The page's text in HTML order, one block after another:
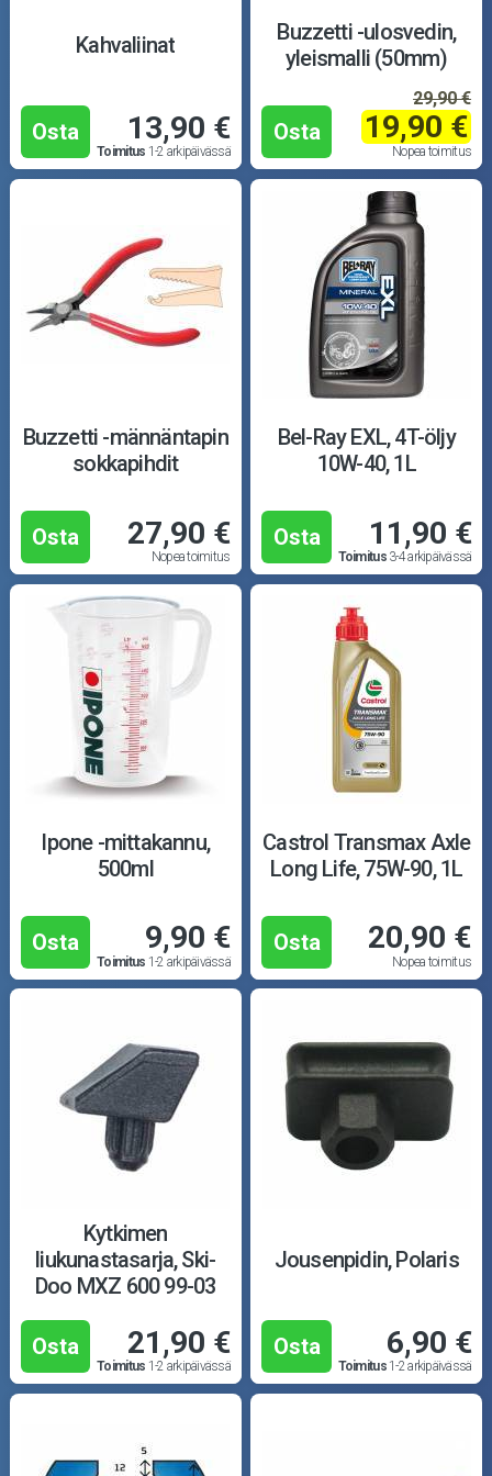
Kahvaliinat
Osta 13,90 €
Toimitus 1-2 arkipäivässä
Buzzetti -ulosvedin,
yleismalli (50mm)
Osta
29,90 €
19,90 €
Nopea toimitus
Buzzetti -männäntapin
sokkapihdit
Osta 27,90 €
Nopea toimitus
Bel-Ray EXL, 4T-öljy
10W-40, 1L
Osta 11,90 €
Toimitus3-4 arkipäivässä
Ipone -mittakannu,
500ml
Osta 9,90 €
Toimitus 1-2 arkipäivässä
Castrol Transmax Axle
Long Life, 75W-90, 1L
Osta 20,90 €
Nopea toimitus
Kytkimen
liukunastasarja, Ski-
Doo MXZ 600 99-03
Osta 21,90 €
Toimitus 1-2 arkipäivässä
Jousenpidin, Polaris
Osta 6,90 €
Toimitus1-2 arkipäivässä